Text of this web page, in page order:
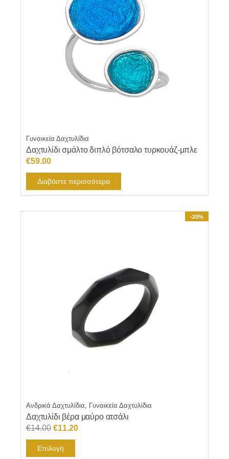
Γυναικεία Δαχτυλίδια
Δαχτυλίδι σμάλτο διπλό βότσαλο τυρκουάζ-μπλε
€59.00
Διαβάστε περισσότερα
-20%
Ανδρικά Δαχτυλίδια, Γυναικεία Δαχτυλίδια
Δαχτυλίδι βέρα μαύρο ατσάλι
€14.00 Original
price
was:
€11.20Η
Επιλογή